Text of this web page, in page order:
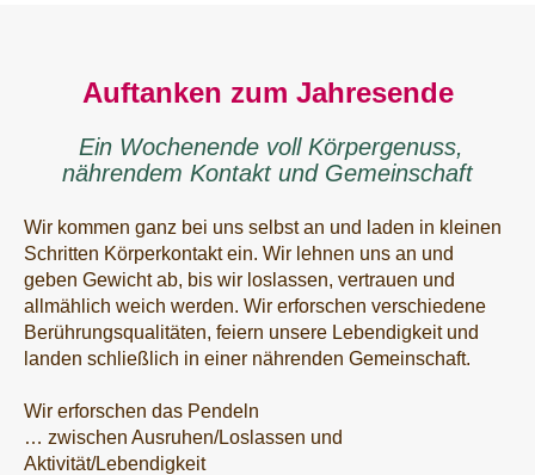
Auftanken zum Jahresende
Ein Wochenende voll Körpergenuss,
nährendem Kontakt und Gemeinschaft
Wir kommen ganz bei uns selbst an und laden in kleinen
Schritten Körperkontakt ein. Wir lehnen uns an und
geben Gewicht ab, bis wir loslassen, vertrauen und
allmählich weich werden. Wir erforschen verschiedene
Berührungsqualitäten, feiern unsere Lebendigkeit und
landen schließlich in einer nährenden Gemeinschaft.
Wir erforschen das Pendeln
… zwischen Ausruhen/Loslassen und
Aktivität/Lebendigkeit